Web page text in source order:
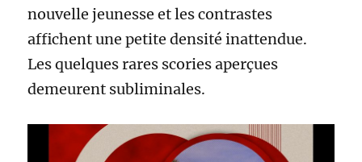
nouvelle jeunesse et les contrastes
affichent une petite densité inattendue.
Les quelques rares scories aperçues
demeurent subliminales.